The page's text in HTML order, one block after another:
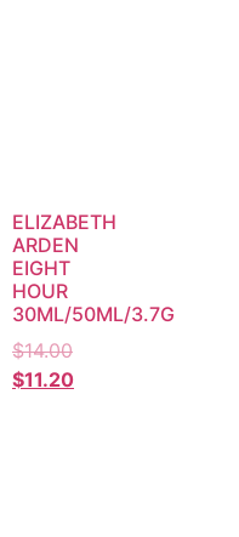
ELIZABETH
ARDEN
EIGHT
HOUR
30ML/50ML/3.7G
$14.00
$11.20